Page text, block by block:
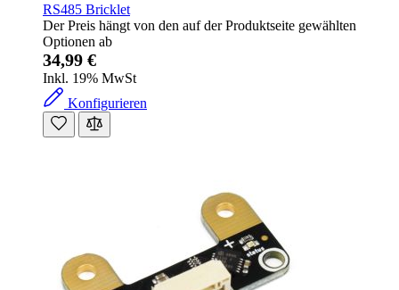
RS485 Bricklet
Der Preis hängt von den auf der Produktseite gewählten
Optionen ab
34,99 €
Inkl. 19% MwSt
Konfigurieren